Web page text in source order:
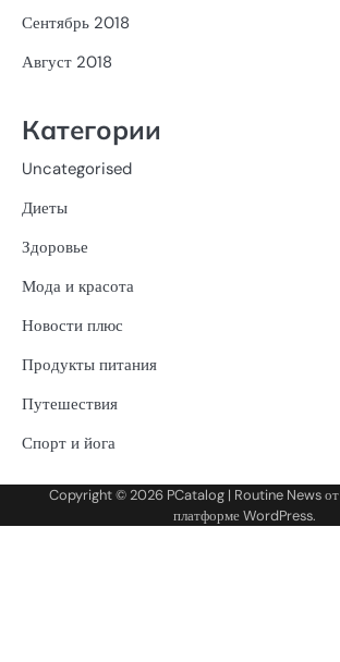
Сентябрь 2018
Август 2018
Категории
Uncategorised
Диеты
Здоровье
Мода и красота
Новости плюс
Продукты питания
Путешествия
Спорт и йога
Copyright © 2026 PCatalog | Routine News от
платформеWordPress.